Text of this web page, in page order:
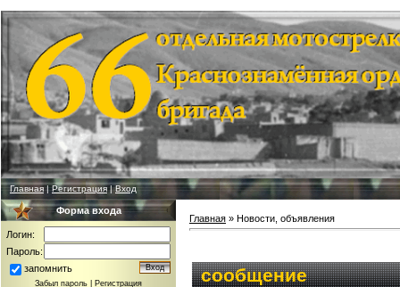
Главная|Регистрация|Вход
Форма входа
Логин:
Пароль:
запомнить
Забыл пароль Регистрация
Главная » Новости, объявления
сообщение